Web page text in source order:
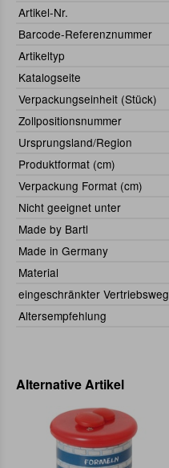
Artikel-Nr.
Barcode-Referenznummer
Artikeltyp
Katalogseite
Verpackungseinheit (Stück)
Zollpositionsnummer
Ursprungsland/Region
Produktformat (cm)
Verpackung Format (cm)
Nicht geeignet unter
Made by Bartl
Made in Germany
Material
eingeschränkter Vertriebsweg
Altersempfehlung
Alternative Artikel